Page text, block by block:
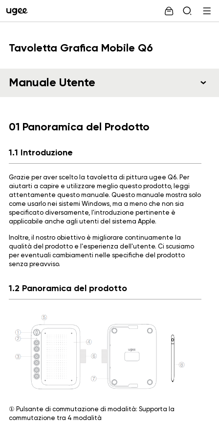
Tavoletta Grafica Mobile Q6
Manuale Utente
01 Panoramica del Prodotto
1.1 Introduzione
Grazie per aver scelto la tavoletta di pittura ugee Q6. Per
aiutarti a capire e utilizzare meglio questo prodotto, leggi
attentamente questo manuale. Questo manuale mostra solo
come usarlo nei sistemi Windows, ma a meno che non sia
specificato diversamente, l'introduzione pertinente è
applicabile anche agli utenti del sistema Apple.
Inoltre, il nostro obiettivo è migliorare continuamente la
qualità del prodotto e l'esperienza dell'utente. Ci scusiamo
per eventuali cambiamenti nelle specifiche del prodotto
senza preavviso.
1.2 Panoramica del prodotto
① Pulsante di commutazione di modalità: Supporta la
commutazione tra 4 modalità